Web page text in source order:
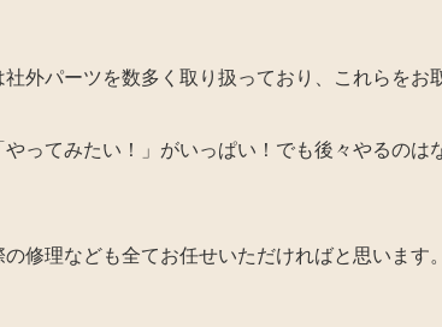
外パーツを数多く取り扱っており、これらをお
ってみたい！」がいっぱい！でも後々やるのは
修理なども全てお任せいただければと思います。